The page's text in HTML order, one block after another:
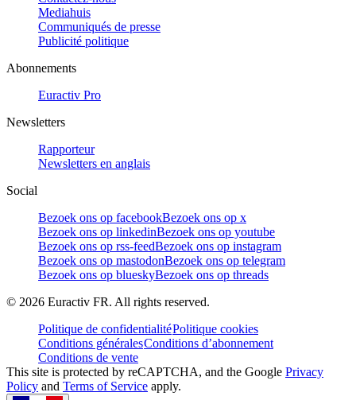
Mediahuis
Communiqués de presse
Publicité politique
Abonnements
Euractiv Pro
Newsletters
Rapporteur
Newsletters en anglais
Social
Bezoek ons op facebookBezoek ons op x
Bezoek ons op linkedinBezoek ons op youtube
Bezoek ons op rss-feedBezoek ons op instagram
Bezoek ons op mastodonBezoek ons op telegram
Bezoek ons op blueskyBezoek ons op threads
© 2026 Euractiv FR. All rights reserved.
Politique de confidentialitéPolitique cookies
Conditions généralesConditions d’abonnement
Conditions de vente
This site is protected by reCAPTCHA, and the Google Privacy
Policy and Terms of Service apply.